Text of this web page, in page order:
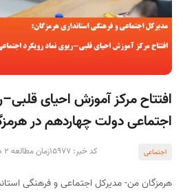
افتتاح مرکز آموزش احیای
اجتماعی دولت چهاردهم در
اجتماعی کد خبر: 15977 زمان مطالعه 2 دقیقه
هرمزگان من- مدیرکل اجتماعی و فرهنگی